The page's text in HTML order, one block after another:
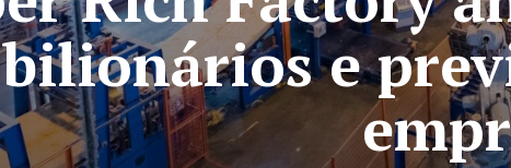
bilionários e